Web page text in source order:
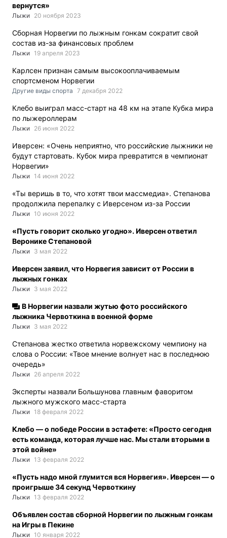
вернутся»
Лыжи 20 ноября 2023
Cборная Норвегии по лыжным гонкам сократит свой
состав из-за финансовых проблем
Лыжи 19 апреля 2023
Карлсен признан самым высокооплачиваемым
спортсменом Норвегии
Другие виды спорта 7 декабря 2022
Клебо выиграл масс-старт на 48 км на этапе Кубка мира
по лыжероллерам
Лыжи 26 июня 2022
Иверсен: «Очень неприятно, что российские лыжники не
будут стартовать. Кубок мира превратится в чемпионат
Норвегии»
Лыжи 14 июня 2022
«Ты веришь в то, что хотят твои массмедиа». Степанова
продолжила перепалку с Иверсеном из-за России
Лыжи 10 июня 2022
«Пусть говорит сколько угодно». Иверсен ответил
Веронике Степановой
Лыжи 3 мая 2022
Иверсен заявил, что Норвегия зависит от России в
лыжных гонках
Лыжи 3 мая 2022
В Норвегии назвали жутью фото российского
лыжника Червоткина в военной форме
Лыжи 3 мая 2022
Степанова жестко ответила норвежскому чемпиону на
слова о России: «Твое мнение волнует нас в последнюю
очередь»
Лыжи 26 апреля 2022
Эксперты назвали Большунова главным фаворитом
лыжного мужского масс-старта
Лыжи 18 февраля 2022
Клебо — о победе России в эстафете: «Просто сегодня
есть команда, которая лучше нас. Мы стали вторыми в
этой войне»
Лыжи 13 февраля 2022
«Пусть надо мной глумится вся Норвегия». Иверсен — о
проигрыше 34 секунд Червоткину
Лыжи 13 февраля 2022
Объявлен состав сборной Норвегии по лыжным гонкам
на Игры в Пекине
Лыжи 10 января 2022